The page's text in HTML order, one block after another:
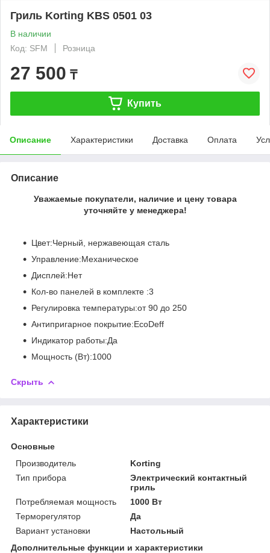
Гриль Korting KBS 0501 03
В наличии
Код: SFM
Розница
27 500 ₸
Купить
Описание Характеристики Доставка Оплата
Описание
Уважаемые покупатели, наличие и цену товара
уточняйте у менеджера!
Цвет:Черный, нержавеющая сталь
Управление:Механическое
Дисплей:Нет
Кол-во панелей в комплекте :3
Регулировка температуры:от 90 до 250
Антипригарное покрытие:EcoDeff
Индикатор работы:Да
Мощность (Вт):1000
Скрыть
Характеристики
Основные
Производитель
Korting
Тип прибора
Электрический контактный
гриль
Потребляемая мощность
1000 Вт
Терморегулятор
Да
Вариант установки
Настольный
Дополнительные функции и характеристики